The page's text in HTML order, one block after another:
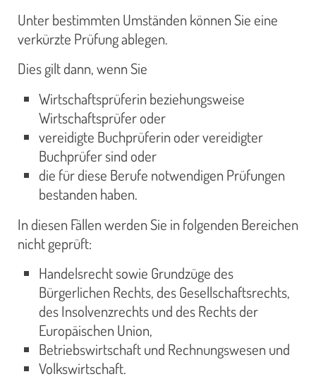
Unter bestimmten Umständen können Sie eine
verkürzte Prüfung ablegen.
Dies gilt dann, wenn Sie
Wirtschaftsprüferin beziehungsweise
Wirtschaftsprüfer oder
vereidigte Buchprüferin oder vereidigter
Buchprüfer sind oder
die für diese Berufe notwendigen Prüfungen
bestanden haben.
In diesen Fällen werden Sie in folgenden Bereichen
nicht geprüft:
Handelsrecht sowie Grundzüge des
Bürgerlichen Rechts, des Gesellschaftsrechts,
des Insolvenzrechts und des Rechts der
Europäischen Union,
Betriebswirtschaft und Rechnungswesen und
Volkswirtschaft.